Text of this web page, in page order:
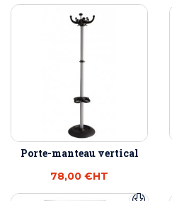
Porte-manteau vertical
78,00 €HT